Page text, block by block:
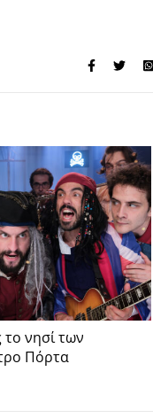
νησί των
Πόρτα